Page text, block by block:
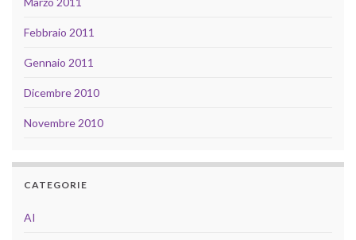
Febbraio 2011
Gennaio 2011
Dicembre 2010
Novembre 2010
CATEGORIE
AI